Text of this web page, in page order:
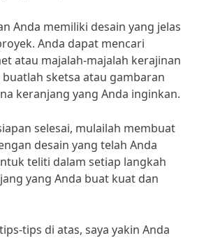
Anda memiliki desain yang jelas
Anda dapat mencari
atau majalah-majalah kerajinan
sketsa atau gambaran
keranjang yang Anda inginkan.
selesai, mulailah membuat
desain yang telah Anda
teliti dalam setiap langkah
yang Anda buat kuat dan
tips di atas, saya yakin Anda